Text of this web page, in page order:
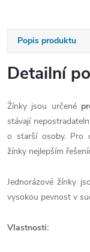
Popis produktu
Detailní
Žínky jsou určené
stávají
o starší osoby. Pro
žínky nejlepším
Jednorázové žínky
vysokou pevnost v
Vlastnosti: